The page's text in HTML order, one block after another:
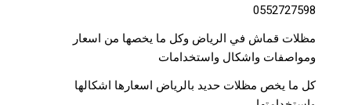
0552727598
مظلات قماش في الرياض وكل ما يخصها من اسعار
ومواصفات واشكال واستخدامات
كل ما يخص مظلات حديد بالرياض اسعارها اشكالها